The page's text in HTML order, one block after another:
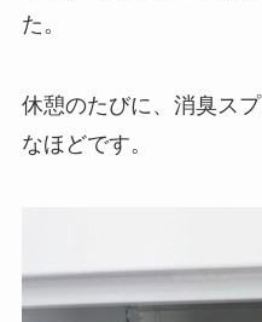
た。
休憩のたびに、消臭ス
なほどです。